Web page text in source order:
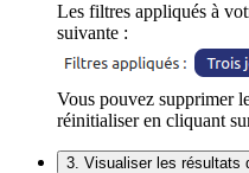
Les filtres appliqués à
suivante :
Vous pouvez supprimer
réinitialiser en cliquant
3. Visualiser les résultats